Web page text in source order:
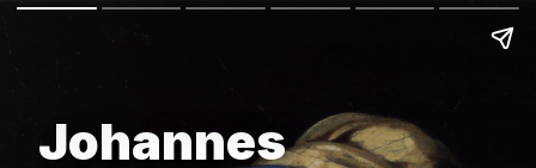
Johannes